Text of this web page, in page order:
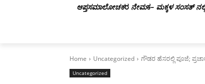
ಆಪ್ತಸಮಾಲೋಚಕರ ನೇಮಕ– ಮಕ್ಕಳ ಸಂಸತ್
Home Uncategorized ಗೌಡರ ಹೆಸರಲ್ಲಿ ಪೂಜೆ;
Uncategorized